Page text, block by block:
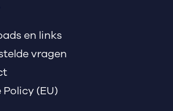
en links
vragen
(EU)